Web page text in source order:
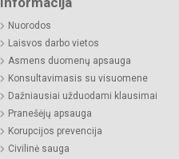
Nuorodos
Laisvos darbo vietos
Asmens duomenų apsauga
Konsultavimasis su visuomene
Dažniausiai užduodami klausimai
Pranešėjų apsauga
Korupcijos prevencija
Civilinė sauga